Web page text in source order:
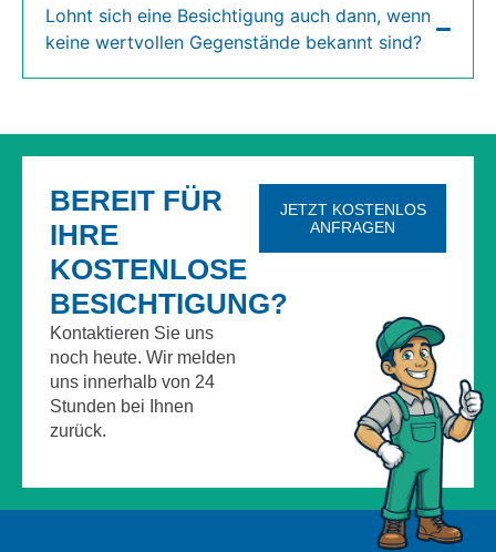
Lohnt sich eine Besichtigung auch dann, wenn
keine wertvollen Gegenstände bekannt sind?
BEREIT FÜR
IHRE
KOSTENLOSE
BESICHTIGUNG?
Kontaktieren Sie uns
noch heute. Wir melden
uns innerhalb von 24
Stunden bei Ihnen
zurück.
JETZT KOSTENLOS
ANFRAGEN